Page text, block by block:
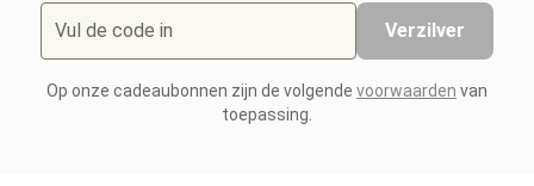
Vul de code in Verzilver
Op onze cadeaubonnen zijn de volgende voorwaarden van
toepassing.